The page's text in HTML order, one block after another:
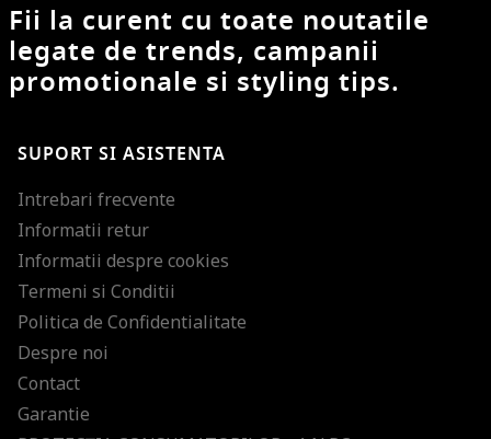
Fii la curent cu toate noutatile
legate de trends, campanii
promotionale si styling tips.
SUPORT SI ASISTENTA
Intrebari frecvente
Informatii retur
Informatii despre cookies
Termeni si Conditii
Politica de Confidentialitate
Despre noi
Contact
Garantie